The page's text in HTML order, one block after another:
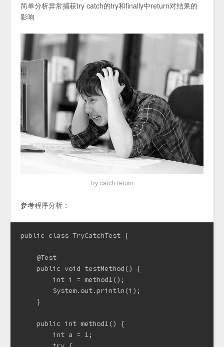
简单分析异常捕获try catch的try和finally中return对结果的
影响
try catch return
参考程序分析：
public class TryCatchTest {
    @Test
    public void testMethod() {
        int i = method1();
        System.out.println(i);
    }
    public int method1() {
        int a = 1;